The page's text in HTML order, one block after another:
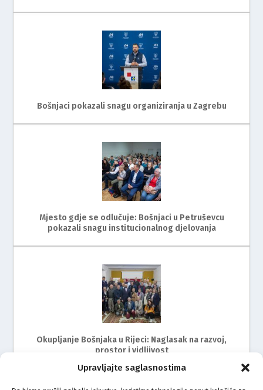
Upravljajte saglasnostima
Bošnjaci pokazali snagu organiziranja u Zagrebu
Mjesto gdje se odlučuje: Bošnjaci u Petruševcu
pokazali snagu institucionalnog djelovanja
Okupljanje Bošnjaka u Rijeci: Naglasak na razvoj,
prostor i vidljivost